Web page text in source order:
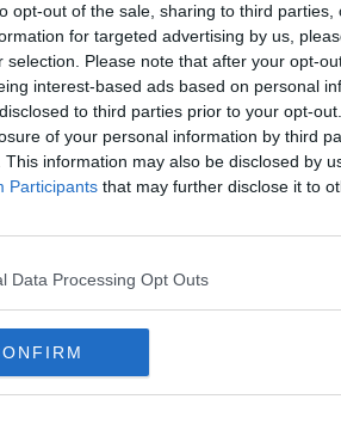
opt-out of the sale, sharing to third
for targeted advertising by us,
selection. Please note that after your opt-
interest-based ads based on personal
to third parties prior to your opt-
of your personal information by third
This information may also be disclosed by
Participants that may further disclose it to
Data Processing Opt Outs